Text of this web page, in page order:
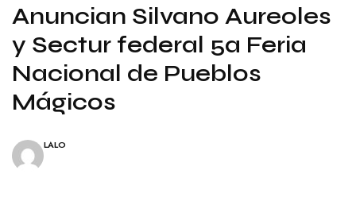
Anuncian Silvano Aureoles
y Sectur federal 5a Feria
Nacional de Pueblos
Mágicos
LALO